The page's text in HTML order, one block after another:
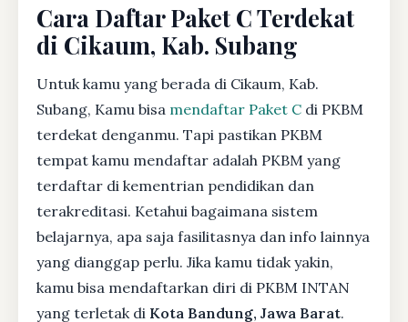
Cara Daftar Paket C Terdekat
di Cikaum, Kab. Subang
Untuk kamu yang berada di Cikaum, Kab.
Subang, Kamu bisa mendaftar Paket C di PKBM
terdekat denganmu. Tapi pastikan PKBM
tempat kamu mendaftar adalah PKBM yang
terdaftar di kementrian pendidikan dan
terakreditasi. Ketahui bagaimana sistem
belajarnya, apa saja fasilitasnya dan info lainnya
yang dianggap perlu. Jika kamu tidak yakin,
kamu bisa mendaftarkan diri di PKBM INTAN
yang terletak di Kota Bandung, Jawa Barat.